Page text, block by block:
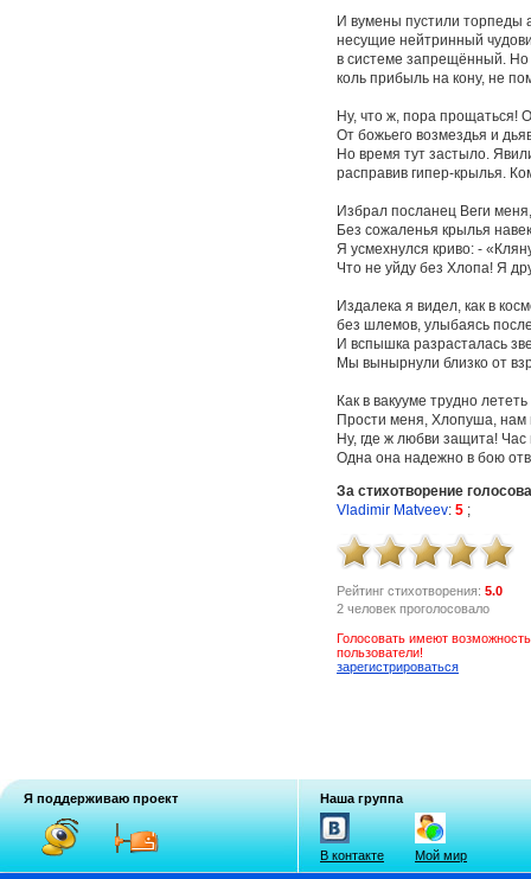
И вумены пустили торпеды
несущие нейтринный
в системе запрещённый. Но
коль прибыль на кону, не
Ну, что ж, пора прощаться!
От божьего возмездья и
Но время тут застыло.
расправив гипер-крылья.
Избрал посланец Веги
Без сожаленья крылья
Я усмехнулся криво: -
Что не уйду без Хлопа! Я
Издалека я видел, как в
без шлемов, улыбаясь
И вспышка разрасталась
Мы вынырнули близко от
Как в вакууме трудно
Прости меня, Хлопуша, нам
Ну, где ж любви защита!
Одна она надежно в бою
За стихотворение
Vladimir Matveev: 5 ;
Рейтинг стихотворения: 5.0
2 человек проголосовало
Голосовать имеют
пользователи!
зарегистрироваться
Я поддерживаю проект Наша группа
В контакте Мой мир